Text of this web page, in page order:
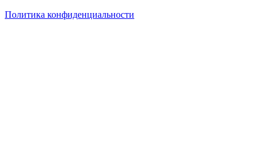
Политика конфиденциальности